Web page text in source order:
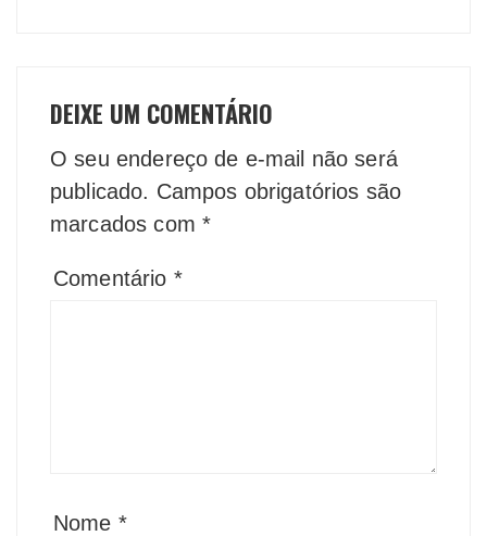
DEIXE UM COMENTÁRIO
O seu endereço de e-mail não será
publicado. Campos obrigatórios são
marcados com *
Comentário *
Nome *